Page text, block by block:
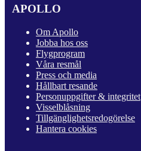
APOLLO
Om Apollo
Jobba hos oss
Flygprogram
Våra resmål
Press och media
Hållbart resande
Personuppgifter & integritet
Visselblåsning
Tillgänglighetsredogörelse
Hantera cookies